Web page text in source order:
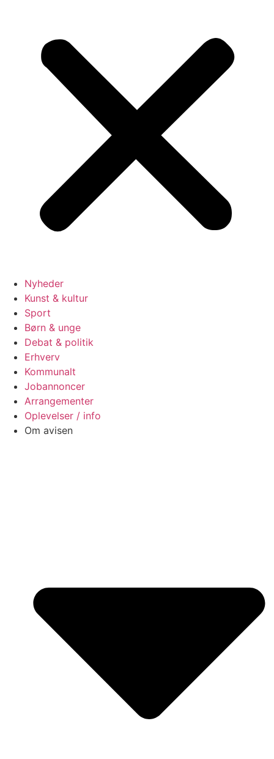
Nyheder
Kunst & kultur
Sport
Børn & unge
Debat & politik
Erhverv
Kommunalt
Jobannoncer
Arrangementer
Oplevelser / info
Om avisen